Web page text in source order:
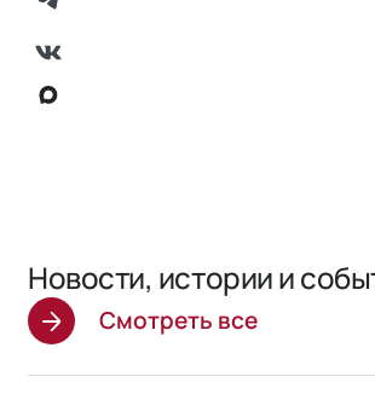
Новости, истории и
Смотреть все